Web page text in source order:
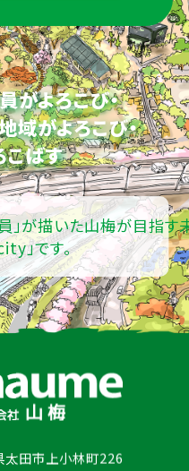
がよろこび・
域がよろこび・
こばす
」が描いた山梅が目指す
」です。
太田市上小林町226